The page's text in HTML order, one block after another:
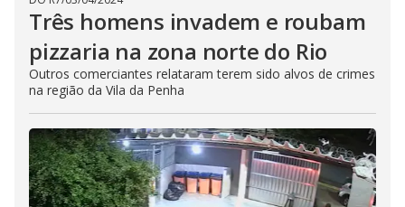
Três homens invadem e roubam
pizzaria na zona norte do Rio
Outros comerciantes relataram terem sido alvos de crimes
na região da Vila da Penha